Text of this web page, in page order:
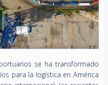
se ha transformado
para la logística en América